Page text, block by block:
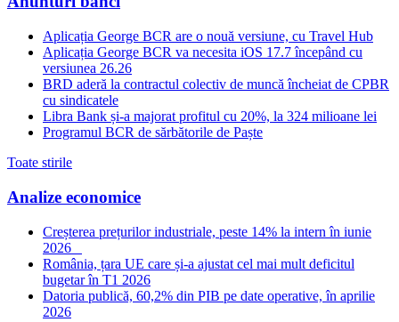
Aplicația George BCR are o nouă versiune, cu Travel Hub
Aplicația George BCR va necesita iOS 17.7 începând cu
versiunea 26.26
BRD aderă la contractul colectiv de muncă încheiat de CPBR
cu sindicatele
Libra Bank și-a majorat profitul cu 20%, la 324 milioane lei
Programul BCR de sărbătorile de Paște
Toate stirile
Analize economice
Creșterea prețurilor industriale, peste 14% la intern în iunie
2026
România, țara UE care și-a ajustat cel mai mult deficitul
bugetar în T1 2026
Datoria publică, 60,2% din PIB pe date operative, în aprilie
2026